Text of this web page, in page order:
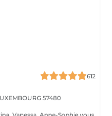
612
57480